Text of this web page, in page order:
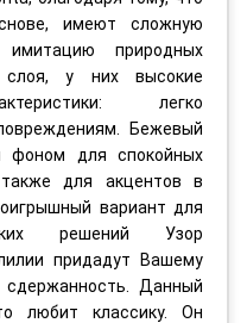
имеют сложную
природных
слоя, у них высокие
легко
Бежевый
фоном для спокойных
для акцентов в
вариант для
решений Узор
придадут Вашему
Данный
любит классику. Он